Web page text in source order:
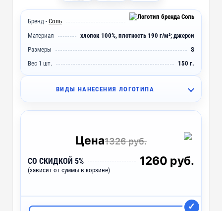
Бренд -Соль
Материал
хлопок 100%, плотность 190 г/м²; джерси
Размеры
S
Вес 1 шт.
150 г.
ВИДЫ НАНЕСЕНИЯ ЛОГОТИПА
I2 - Вышивка (10 цветов) ~ 4 дня
F2 - Флекс (1 цвет)
F1 - Флекс (1 цвет) ~ 4 дня
Цена1326 руб.
СО СКИДКОЙ 5%
(зависит от суммы в корзине)
1260 руб.